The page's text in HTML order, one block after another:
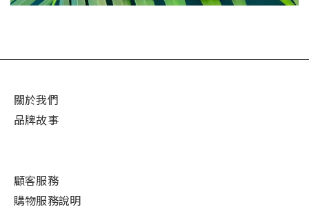
關於我們
品牌故事
顧客服務
購物服務說明